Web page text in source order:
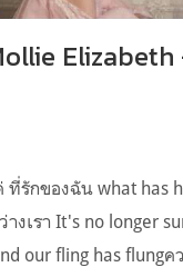
Elizabeth
ที่รักของฉัน what has
งเรา It's no longer
our fling has flungค